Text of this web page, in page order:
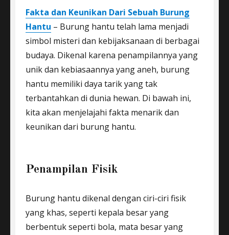
Fakta dan Keunikan Dari Sebuah Burung
Hantu – Burung hantu telah lama menjadi
simbol misteri dan kebijaksanaan di berbagai
budaya. Dikenal karena penampilannya yang
unik dan kebiasaannya yang aneh, burung
hantu memiliki daya tarik yang tak
terbantahkan di dunia hewan. Di bawah ini,
kita akan menjelajahi fakta menarik dan
keunikan dari burung hantu.
Penampilan Fisik
Burung hantu dikenal dengan ciri-ciri fisik
yang khas, seperti kepala besar yang
berbentuk seperti bola, mata besar yang